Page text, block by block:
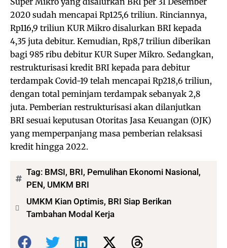
2020 sudah mencapai Rp125,6 triliun. Rinciannya,
Rp116,9 triliun KUR Mikro disalurkan BRI kepada
4,35 juta debitur. Kemudian, Rp8,7 triliun diberikan
bagi 985 ribu debitur KUR Super Mikro. Sedangkan,
restrukturisasi kredit BRI kepada para debitur
terdampak Covid-19 telah mencapai Rp218,6 triliun,
dengan total peminjam terdampak sebanyak 2,8
juta. Pemberian restrukturisasi akan dilanjutkan
BRI sesuai keputusan Otoritas Jasa Keuangan (OJK)
yang memperpanjang masa pemberian relaksasi
kredit hingga 2022.
Tag: BMSI, BRI, Pemulihan Ekonomi Nasional,
PEN, UMKM BRI
UMKM Kian Optimis, BRI Siap Berikan
Tambahan Modal Kerja
Bagikan: